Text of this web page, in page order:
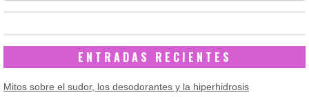
ENTRADAS RECIENTES
Mitos sobre el sudor, los desodorantes y la hiperhidrosis